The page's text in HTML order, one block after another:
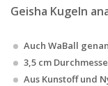
Geisha Kugeln
Auch WaBall
3,5 cm
Aus Kunstoff und